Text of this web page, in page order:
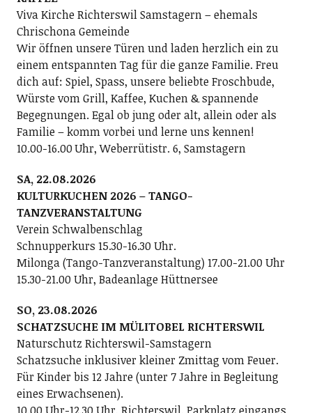
Viva Kirche Richterswil Samstagern – ehemals
Chrischona Gemeinde
Wir öffnen unsere Türen und laden herzlich ein zu
einem entspannten Tag für die ganze Familie. Freu
dich auf: Spiel, Spass, unsere beliebte Froschbude,
Würste vom Grill, Kaffee, Kuchen & spannende
Begegnungen. Egal ob jung oder alt, allein oder als
Familie – komm vorbei und lerne uns kennen!
10.00-16.00 Uhr, Weberrütistr. 6, Samstagern
SA, 22.08.2026
KULTURKUCHEN 2026 – TANGO-
TANZVERANSTALTUNG
Verein Schwalbenschlag
Schnupperkurs 15.30-16.30 Uhr.
Milonga (Tango-Tanzveranstaltung) 17.00-21.00 Uhr
15.30-21.00 Uhr, Badeanlage Hüttnersee
SO, 23.08.2026
SCHATZSUCHE IM MÜLITOBEL RICHTERSWIL
Naturschutz Richterswil-Samstagern
Schatzsuche inklusiver kleiner Zmittag vom Feuer.
Für Kinder bis 12 Jahre (unter 7 Jahre in Begleitung
eines Erwachsenen).